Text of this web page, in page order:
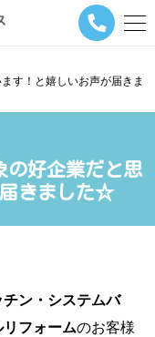
メ
ー
ビ
シ
ョ
タ
す！と嬉しいお声が届きま
の好企業だと思
きました☆
ン・システムバ
フォームのお客様